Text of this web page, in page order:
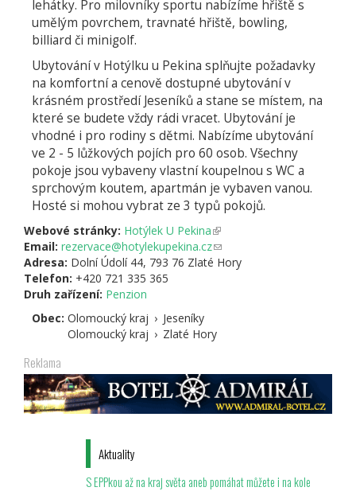
lehátky. Pro milovníky sportu nabízíme hřiště s
umělým povrchem, travnaté hřiště, bowling,
billiard či minigolf.
Ubytování v Hotýlku u Pekina splňujte požadavky
na komfortní a cenově dostupné ubytování v
krásném prostředí Jeseníků a stane se místem, na
které se budete vždy rádi vracet. Ubytování je
vhodné i pro rodiny s dětmi. Nabízíme ubytování
ve 2 - 5 lůžkových pojích pro 60 osob. Všechny
pokoje jsou vybaveny vlastní koupelnou s WC a
sprchovým koutem, apartmán je vybaven vanou.
Hosté si mohou vybrat ze 3 typů pokojů.
Webové stránky: Hotýlek U Pekina(odkaz
je
externí)
Email: rezervace@hotylekupekina.cz(odkaz
odešle
Adresa: Dolní Údolí 44, 793 76 Zlaté Hory
Telefon: +420 721 335 365
Druh zařízení: Penzion
Obec: Olomoucký kraj › Jeseníky
Olomoucký kraj › Zlaté Hory
Reklama
Aktuality
S EPPkou až na kraj světa aneb pomáhat můžete i na kole